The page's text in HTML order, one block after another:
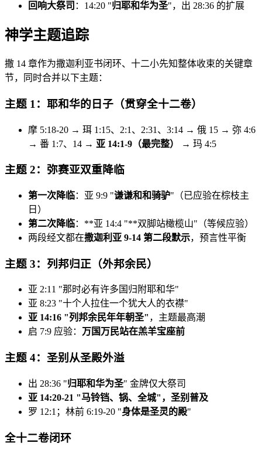
回响大祭司 ：14:20 "归耶和华为圣"，出 28:36 的扩展
神学主题追踪
撒 14 章作为撒迦利亚书闭环、十二小先知整体收束的关键章
节，同时合并以下主题：
主题 1：耶和华的日子（贯穿全十二卷）
摩 5:18-20 → 珥 1:15、2:1、2:31、3:14 → 俄 15 → 弥 4:6
→ 番 1:7、14 → 亚 14:1-9（最完整） → 玛 4:5
主题 2：弥赛亚双重降临
第一次降临：亚 9:9 "谦谦和和骑驴"（已应验在棕枝主
日）
第二次降临：**亚 14:4 "**双脚站橄榄山"（等候应验）
两段经文都在撒迦利亚 9-14 第二段默示，预言性平衡
主题 3：列邦归正（外邦余民）
亚 2:11 "那时必有许多国归附耶和华"
亚 8:23 "十个人拉住一个犹大人的衣襟"
亚 14:16 "列邦余民年年朝圣" ，主题最高潮
启 7:9 应验： 万国万民站在羔羊宝座前
主题 4：圣别从圣殿外溢
出 28:36 "归耶和华为圣" 金牌仅大祭司
亚 14:20-21 "马铃铛、锅、全城"，圣别普及
罗 12:1；林前 6:19-20 "身体是圣灵的殿"
全十二卷闭环